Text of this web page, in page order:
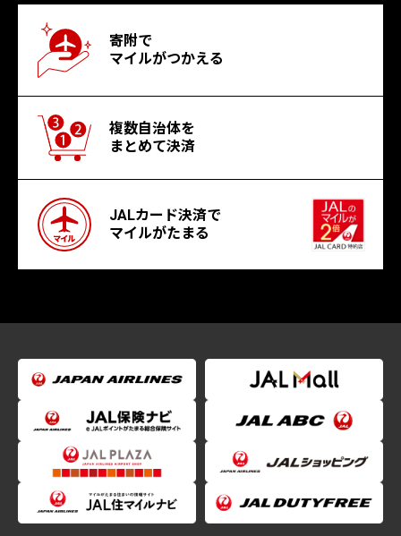
寄附で
マイルがつかえる
複数自治体を
まとめて決済
JALカード決済で
マイルがたまる